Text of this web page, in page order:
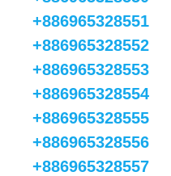
+886965328551
+886965328552
+886965328553
+886965328554
+886965328555
+886965328556
+886965328557